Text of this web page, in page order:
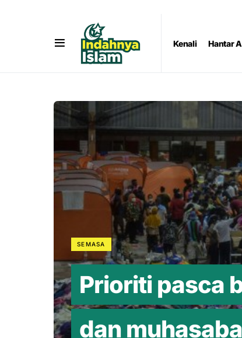
Kenali Hantar
SEMASA
Prioriti pasca
dan